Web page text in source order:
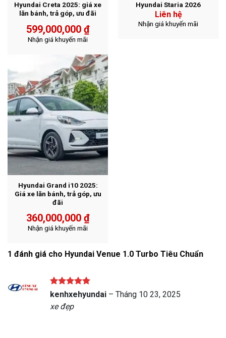
Hyundai Creta 2025: giá xe
lăn bánh, trả góp, ưu đãi
599,000,000 ₫
Nhận giá khuyến mãi
Hyundai Staria 2026
Liên hệ
Nhận giá khuyến mãi
Hyundai Grand i10 2025:
Giá xe lăn bánh, trả góp, ưu
đãi
360,000,000 ₫
Nhận giá khuyến mãi
1 đánh giá cho Hyundai Venue 1.0 Turbo Tiêu Chuẩn
Được xếp
sao
kenhxehyundai – Tháng 10 23, 2025
xe đẹp